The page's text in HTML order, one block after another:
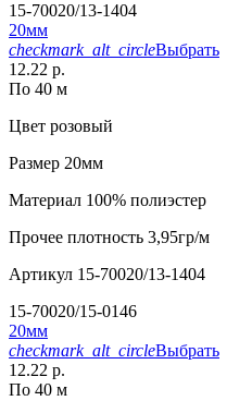
15-70020/13-1404
20мм
checkmark_alt_circleВыбрать
12.22 р.
По 40 м
Цвет розовый
Размер 20мм
Материал 100% полиэстер
Прочее плотность 3,95гр/м
Артикул 15-70020/13-1404
15-70020/15-0146
20мм
checkmark_alt_circleВыбрать
12.22 р.
По 40 м